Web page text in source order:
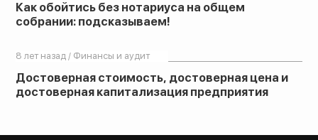
Как обойтись без нотариуса на общем
собрании: подсказываем!
8 лет назад / Финансы и аудит
Достоверная стоимость, достоверная цена и
достоверная капитализация предприятия